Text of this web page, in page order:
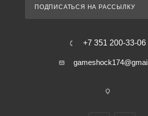
ПОДПИСАТЬСЯ НА РАССЫЛКУ
+7 351 200-33-06